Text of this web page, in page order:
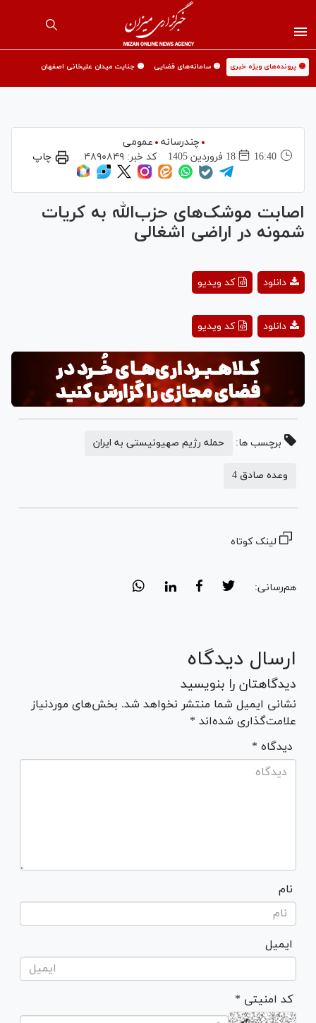
🟡 پرونده‌های ویژه خبری 🟡 سامانه‌های قضایی 🟡 جنایت میدان علیخانی اصفهان
چندرسانه
عمومی
16:40
18 فروردين 1405 کد خبر: ۴۸۹۰۸۴۹ چاپ
اصابت موشک‌های حزب‌الله به کریات
شمونه در اراضی اشغالی
Playکد ویدیو دانلود
Play
Video
کد ویدیو دانلود
برچسب ها: حمله رژیم صهیونیستی به ایران
وعده صادق 4
لینک کوتاه
هم‌رسانی:
ارسال دیدگاه
دیدگاهتان را بنویسید
نشانی ایمیل شما منتشر نخواهد شد. بخش‌های موردنیاز
علامت‌گذاری شده‌اند *
* دیدگاه
نام
ایمیل
* کد امنیتی